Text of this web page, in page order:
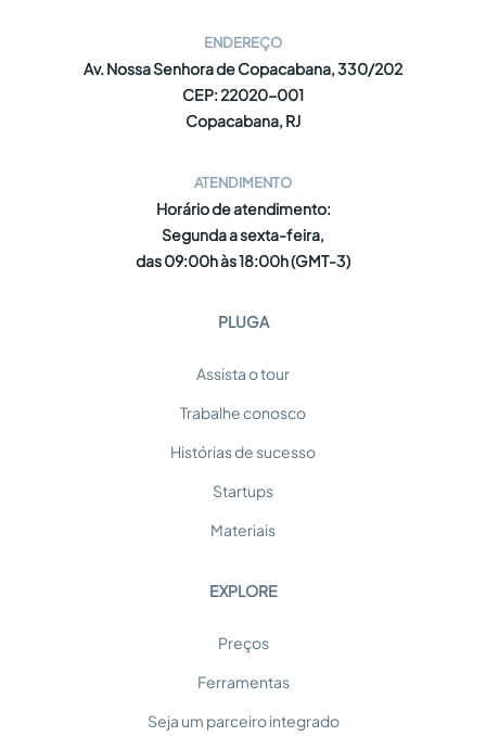
ENDEREÇO
Av. Nossa Senhora de Copacabana, 330/202
CEP: 22020-001
Copacabana, RJ
ATENDIMENTO
Horário de atendimento:
Segunda a sexta-feira,
das 09:00h às 18:00h (GMT-3)
PLUGA
Assista o tour
Trabalhe conosco
Histórias de sucesso
Startups
Materiais
EXPLORE
Preços
Ferramentas
Seja um parceiro integrado